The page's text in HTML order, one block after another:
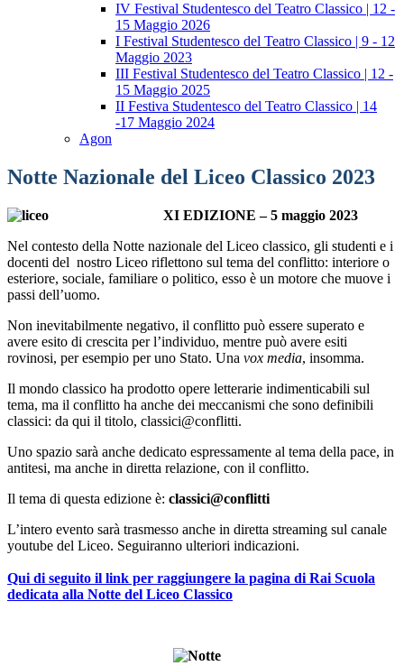
IV Festival Studentesco del Teatro Classico | 12 -
15 Maggio 2026
I Festival Studentesco del Teatro Classico | 9 - 12
Maggio 2023
III Festival Studentesco del Teatro Classico | 12 -
15 Maggio 2025
II Festiva Studentesco del Teatro Classico | 14
-17 Maggio 2024
Agon
Notte Nazionale del Liceo Classico 2023
XI EDIZIONE – 5 maggio 2023
Nel contesto della Notte nazionale del Liceo classico, gli studenti e i
docenti del nostro Liceo riflettono sul tema del conflitto: interiore o
esteriore, sociale, familiare o politico, esso è un motore che muove i
passi dell’uomo.
Non inevitabilmente negativo, il conflitto può essere superato e
avere esito di crescita per l’individuo, mentre può avere esiti
rovinosi, per esempio per uno Stato. Una vox media, insomma.
Il mondo classico ha prodotto opere letterarie indimenticabili sul
tema, ma il conflitto ha anche dei meccanismi che sono definibili
classici: da qui il titolo, classici@conflitti.
Uno spazio sarà anche dedicato espressamente al tema della pace, in
antitesi, ma anche in diretta relazione, con il conflitto.
Il tema di questa edizione è: classici@conflitti
L’intero evento sarà trasmesso anche in diretta streaming sul canale
youtube del Liceo. Seguiranno ulteriori indicazioni.
Qui di seguito il link per raggiungere la pagina di Rai Scuola
dedicata alla Notte del Liceo Classico